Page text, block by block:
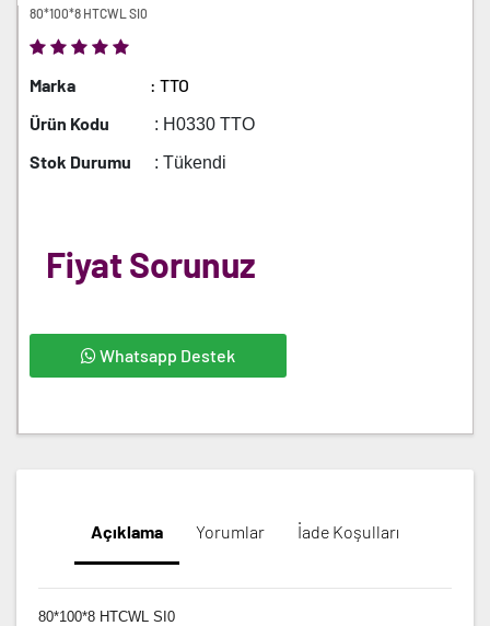
80*100*8 HTCWL SI0
Marka
: TTO
Ürün Kodu
: H0330 TTO
Stok Durumu : Tükendi
Fiyat Sorunuz
Whatsapp Destek
Açıklama Yorumlar İade Koşulları
80*100*8 HTCWL SI0